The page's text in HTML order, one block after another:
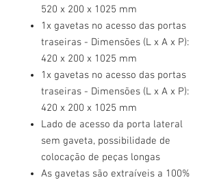
520 x 200 x 1025 mm
1x gavetas no acesso das portas
traseiras - Dimensões (L x A x P):
420 x 200 x 1025 mm
1x gavetas no acesso das portas
traseiras - Dimensões (L x A x P):
420 x 200 x 1025 mm
Lado de acesso da porta lateral
sem gaveta, possibilidade de
colocação de peças longas
As gavetas são extraíveis a 100%